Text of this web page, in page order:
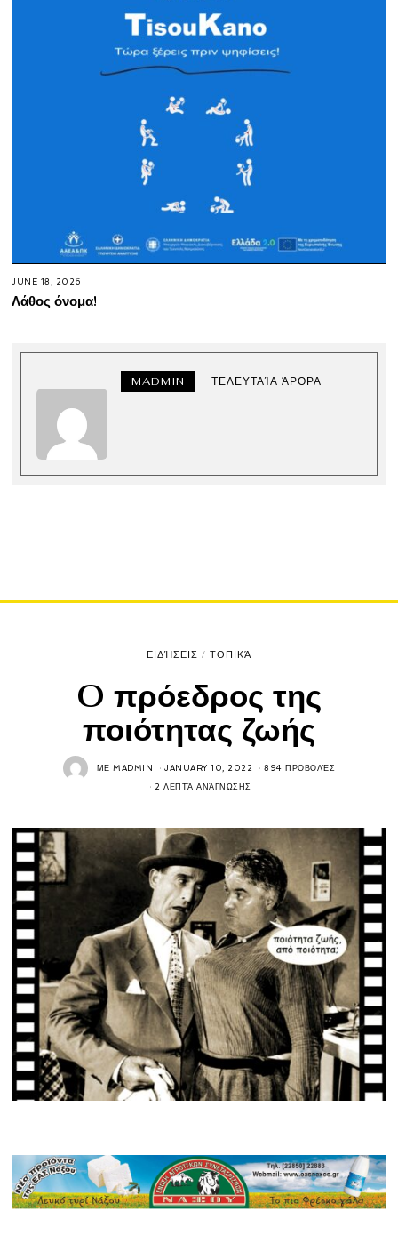
JUNE 18, 2026
Λάθος όνομα!
MADMIN ΤΕΛΕΥΤΑΊΑ ΆΡΘΡΑ
ΕΙΔΉΣΕΙΣ / ΤΟΠΙΚΆ
O πρόεδρος της
ποιότητας ζωής
ΜΕMADMIN JANUARY 10, 2022 894 ΠΡΟΒΟΛΈΣ
2 ΛΕΠΤΆ ΑΝΆΓΝΩΣΗΣ